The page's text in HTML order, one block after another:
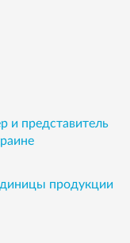
и представитель
продукции